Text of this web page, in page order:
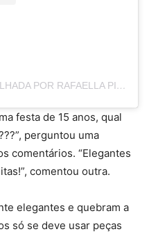
UMA PUBLICAÇÃO COMPARTILHADA POR RAFAELLA PINHEIRO JUSTUS (@RAFAPINHEIROJUSTUS)
festa de 15 anos, qual
perguntou uma
comentários. “Elegantes
comentou outra.
elegantes e quebram a
só se deve usar peças